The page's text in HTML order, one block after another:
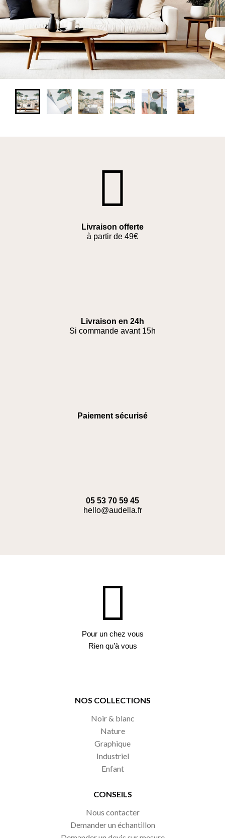
Livraison offerte
à partir de 49€
Livraison en 24h
Si commande avant 15h
Paiement sécurisé
05 53 70 59 45
hello@audella.fr
Pour un chez vous
Rien qu’à vous
NOS COLLECTIONS
Noir & blanc
Nature
Graphique
Industriel
Enfant
CONSEILS
Nous contacter
Demander un échantillon